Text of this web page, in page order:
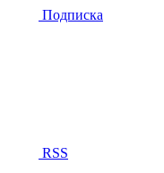
Подписка
RSS